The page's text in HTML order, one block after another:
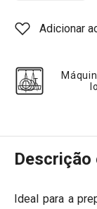
Adicionar
Descrição
Ideal para a